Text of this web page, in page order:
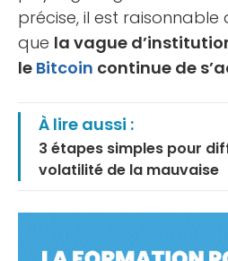
précise, il est raisonnable
que la vague
le Bitcoin continue de
À lire aussi :
3 étapes simples pour
volatilité de la mauvaise